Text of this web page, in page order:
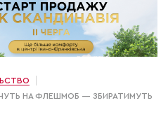
НА ФЛЕШМОБ — ЗБИРАТИМУТЬ